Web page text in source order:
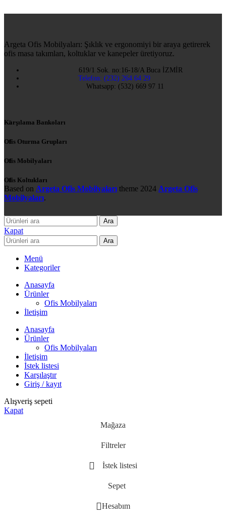
Argeta Ofis Mobilyaları: Şıklık ve ergonomiyi bir araya getirerek
ofis masa takımları, koltuklar ve kanepeler üretiyoruz.
619/1 Sok. no:16-18/A Buca İZMİR
Telefon: (232) 264 64 29
Whatsapp: (532) 669 97 11
Karşılama Bankoları
Ofis Oturma Grupları
Ofis Mobilyaları
Ofis Koltukları
Based on Argeta Ofis Mobilyaları theme 2024 Argeta Ofis
Mobilyaları.
Ara
Kapat
Ara
Menü
Kategoriler
Anasayfa
Ürünler
Ofis Mobilyaları
İletişim
Anasayfa
Ürünler
Ofis Mobilyaları
İletişim
İstek listesi
Karşılaştır
Giriş / kayıt
Alışveriş sepeti
Kapat
Mağaza
Filtreler
İstek listesi
Sepet
Hesabım